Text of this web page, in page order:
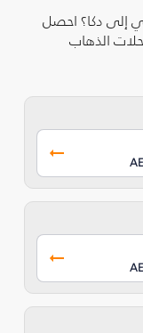
إلى دكا؟ احصل
الذهاب